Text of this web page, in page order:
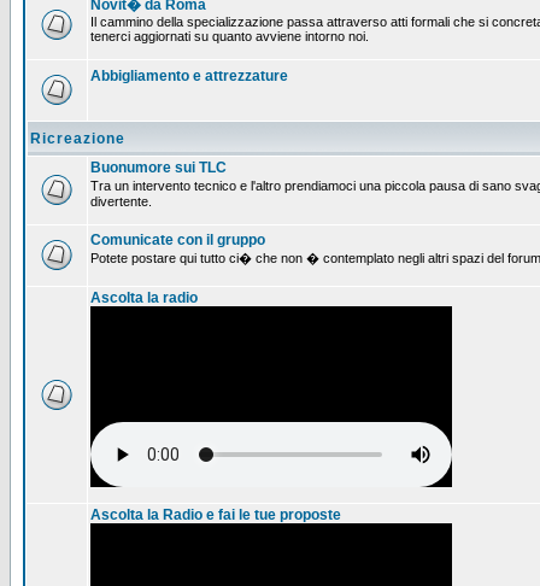
Novit� da Roma
Il cammino della specializzazione passa attraverso atti formali che si
tenerci aggiornati su quanto avviene intorno noi.
Abbigliamento e attrezzature
Ricreazione
Buonumore sui TLC
Tra un intervento tecnico e l'altro prendiamoci una piccola pausa di sano
divertente.
Comunicate con il gruppo
Potete postare qui tutto ci� che non � contemplato negli altri spazi del
Ascolta la radio
Ascolta la Radio e fai le tue proposte